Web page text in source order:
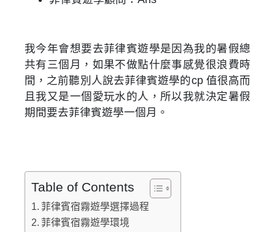
我今年會想要去菲律賓遊學是因為我的暑假總
共有三個月，如果不做點什麼事感覺很浪費時
間，之前聽別人說去菲律賓遊學的cp 值很高而
且我又是一個愛玩水的人，所以我就決定暑假
期間要去菲律賓遊學一個月。
Table of Contents
菲律賓宿霧遊學選擇過程
菲律賓宿霧遊學環境